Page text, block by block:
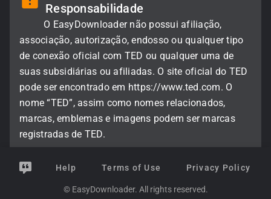
Responsabilidade
O EasyDownloader não possui afiliação,
associação, autorização, endosso ou qualquer tipo
de conexão oficial com TED ou qualquer uma de
suas subsidiárias ou afiliadas. O site oficial do TED
pode ser encontrado em https://www.ted.com. O
nome “TED”, assim como nomes relacionados,
marcas, emblemas e imagens podem ser marcas
registradas de TED.
Help Terms of Use Privacy Policy
© EasyDownloader. All rights reserved.